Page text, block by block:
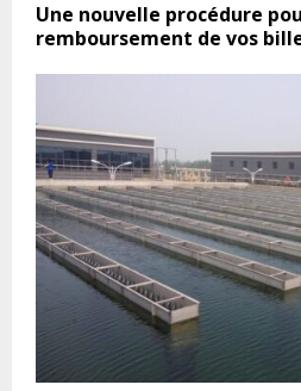
Une nouvelle procédure
remboursement de vos